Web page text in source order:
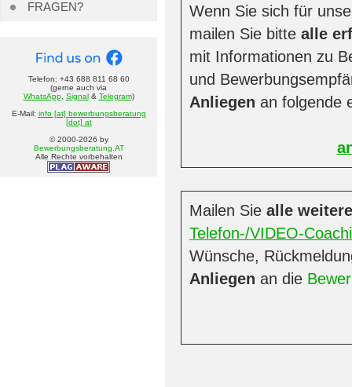
FRAGEN?
Telefon: +43 688 811 68 60
(gerne auch via
WhatsApp, Signal& Telegram)
E-Mail: info [at] bewerbungsberatung
[dot] at
© 2000-2026 by
Bewerbungsberatung.AT
Alle Rechte vorbehalten
Wenn Sie sich für
mailen Sie bitte alle
mit Informationen zu
und
Anliegen an folgende
Mailen Sie alle
Telefon-/VIDEO-
Wünsche,
Anliegen an die